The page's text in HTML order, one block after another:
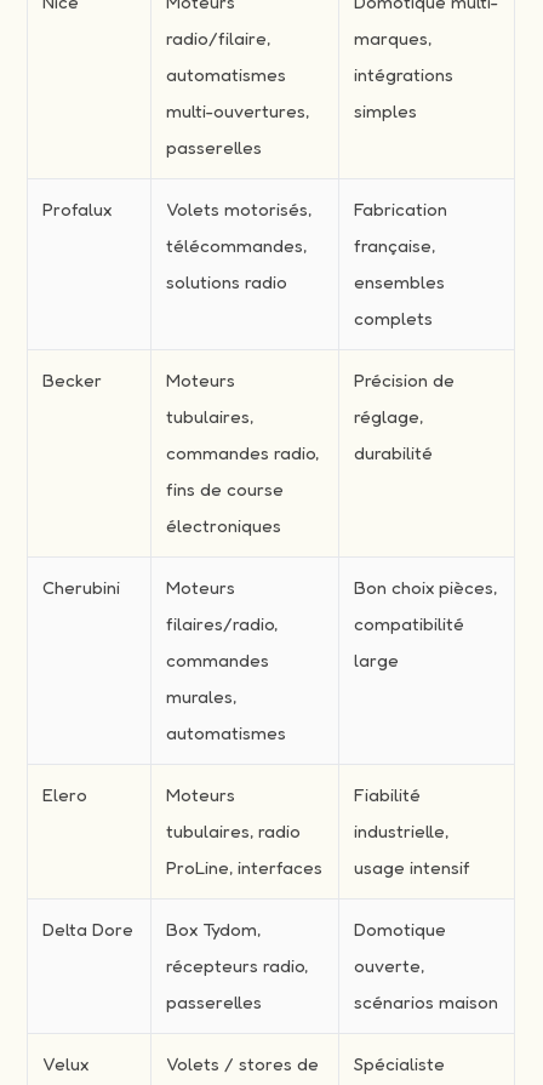
radio/filaire,
automatismes
multi-ouvertures,
passerelles
marques,
intégrations
simples
Profalux
Volets motorisés,
télécommandes,
solutions radio
Fabrication
française,
ensembles
complets
Becker
Moteurs
tubulaires,
commandes radio,
fins de course
électroniques
Précision de
réglage,
durabilité
Cherubini
Moteurs
filaires/radio,
commandes
murales,
automatismes
Bon choix pièces,
compatibilité
large
Elero
Moteurs
tubulaires, radio
ProLine, interfaces
Fiabilité
industrielle,
usage intensif
Delta Dore
Box Tydom,
récepteurs radio,
passerelles
Domotique
ouverte,
scénarios maison
Velux
Volets / stores de
Spécialiste